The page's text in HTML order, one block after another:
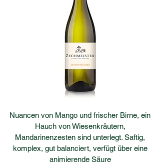
Nuancen von Mango und frischer Birne, ein
Hauch von Wiesenkräutern,
Mandarinenzesten sind unterlegt. Saftig,
komplex, gut balanciert, verfügt über eine
animierende Säure